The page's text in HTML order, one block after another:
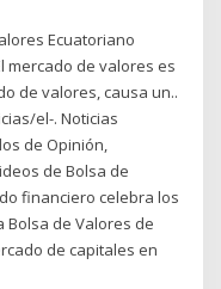
Ecuatoriano
mercado de valores es
de valores, causa un..
el-. Noticias
de Opinión,
de Bolsa de
financiero celebra los
Bolsa de Valores de
de capitales en